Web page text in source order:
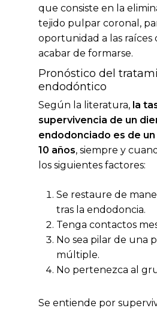
que consiste en la
tejido pulpar coronal,
oportunidad a las raíces
acabar de formarse.
Pronóstico del
endodóntico
Según la literatura, la
supervivencia de un
endodonciado es de un
10 años, siempre y
los siguientes factores:
Se restaure de
tras la endodoncia.
Tenga contactos
No sea pilar de una
múltiple.
No pertenezca al
Se entiende por